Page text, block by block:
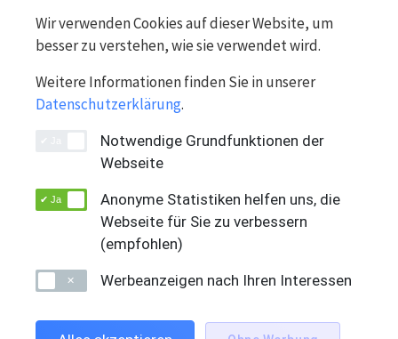
Lenovo
Swiss Solution Group AG
Bahnhofstrasse 66
+41 (0)56 616 99 66
Wir verwenden Cookies auf dieser Website, um
besser zu verstehen, wie sie verwendet wird.
Weitere Informationen finden Sie in unserer
Datenschutzerklärung.
Notwendige Grundfunktionen der
Webseite
Anonyme Statistiken helfen uns, die
Webseite für Sie zu verbessern
(empfohlen)
Werbeanzeigen nach Ihren Interessen